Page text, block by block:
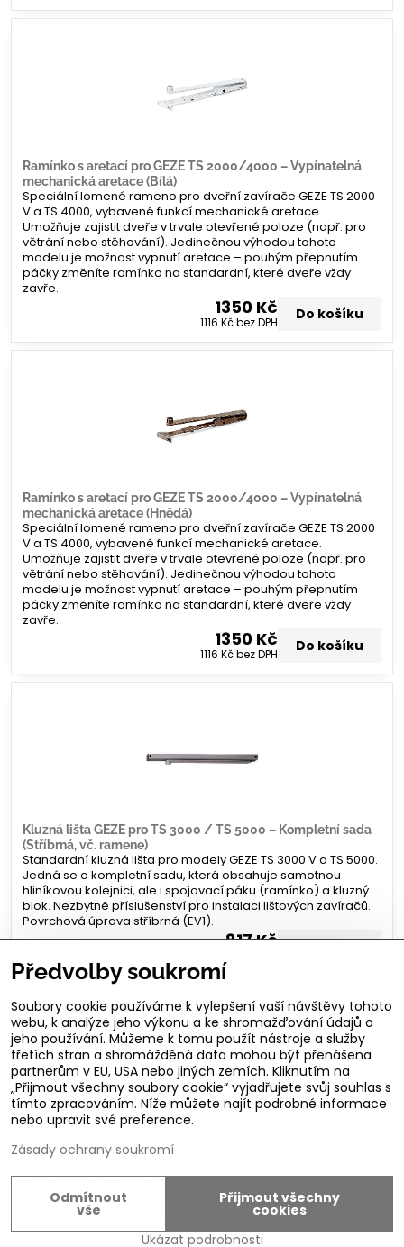
Ramínko s aretací pro GEZE TS 2000/4000 – Vypínatelná
mechanická aretace (Bílá)
Speciální lomené rameno pro dveřní zavírače GEZE TS 2000
V a TS 4000, vybavené funkcí mechanické aretace.
Umožňuje zajistit dveře v trvale otevřené poloze (např. pro
větrání nebo stěhování). Jedinečnou výhodou tohoto
modelu je možnost vypnutí aretace – pouhým přepnutím
páčky změníte ramínko na standardní, které dveře vždy
zavře.
1350 Kč
1116 Kčbez DPH Do košíku
Ramínko s aretací pro GEZE TS 2000/4000 – Vypínatelná
mechanická aretace (Hnědá)
Speciální lomené rameno pro dveřní zavírače GEZE TS 2000
V a TS 4000, vybavené funkcí mechanické aretace.
Umožňuje zajistit dveře v trvale otevřené poloze (např. pro
větrání nebo stěhování). Jedinečnou výhodou tohoto
modelu je možnost vypnutí aretace – pouhým přepnutím
páčky změníte ramínko na standardní, které dveře vždy
zavře.
1350 Kč
1116 Kčbez DPH Do košíku
Kluzná lišta GEZE pro TS 3000 / TS 5000 – Kompletní sada
(Stříbrná, vč. ramene)
Standardní kluzná lišta pro modely GEZE TS 3000 V a TS 5000.
Jedná se o kompletní sadu, která obsahuje samotnou
hliníkovou kolejnici, ale i spojovací páku (ramínko) a kluzný
blok. Nezbytné příslušenství pro instalaci lištových zavíračů.
Povrchová úprava stříbrná (EV1).
817 Kč
Kluzná lišta GEZE pro TS 3000 / TS 5000 – Kompletní sada
(Bílá, vč. ramene)
Standardní kluzná lišta pro modely GEZE TS 3000 V a TS 5000.
Jedná se o kompletní sadu, která obsahuje samotnou
hliníkovou kolejnici, ale i spojovací páku (ramínko) a kluzný
blok. Nezbytné příslušenství pro instalaci lištových zavíračů.
817 Kč
Předvolby soukromí
Soubory cookie používáme k vylepšení vaší návštěvy tohoto
webu, k analýze jeho výkonu a ke shromažďování údajů o
jeho používání. Můžeme k tomu použít nástroje a služby
třetích stran a shromážděná data mohou být přenášena
partnerům v EU, USA nebo jiných zemích. Kliknutím na
„Přijmout všechny soubory cookie“ vyjadřujete svůj souhlas s
tímto zpracováním. Níže můžete najít podrobné informace
nebo upravit své preference.
Zásady ochrany soukromí
Ukázat podrobnosti
Přijmout všechny
cookies
Odmítnout
vše